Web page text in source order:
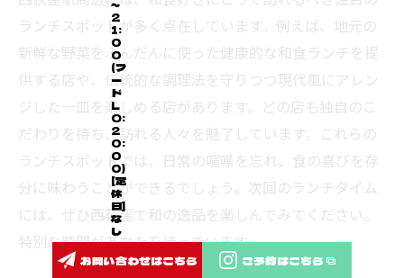
ランチスポットが多く点在しています。例えば、地元の
新鮮な野菜をふんだんに使った健康的な和食ランチを提
供する店や、伝統的な調理法を守りつつ現代風にアレン
ジした一皿を楽しめる店があります。どの店も独自のこ
だわりを持ち、訪れる人々を魅了しています。これらの
ランチスポットでは、日常の喧噪を忘れ、食の喜びを存
分に味わうことができるでしょう。次回のランチタイム
には、ぜひ西荻窪で和の逸品を楽しんでみてください。
特別な時間があなたを待っています。
～
2
1:
0
0
(フ
ー
ド
L
O:
2
0:
0
0)
[定
休
日]
な
し
お問い合わせはこちら ご予約はこちら